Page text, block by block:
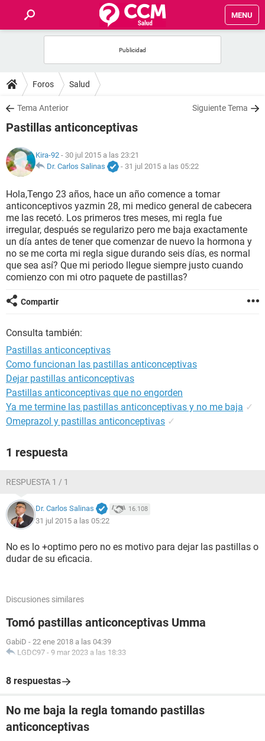
MENU
FOROS
SALUD
NUTRICIÓN
BIENESTAR
SEXUALIDAD
GLOSARIO
Foros Salud
Tema Anterior Siguiente Tema
Pastillas anticonceptivas
Kira-92 - 30 jul 2015 a las 23:21
Dr. Carlos Salinas
- 31 jul 2015 a las 05:22
Hola,Tengo 23 años, hace un año comence a tomar
anticonceptivos yazmin 28, mi medico general de cabecera
me las recetó. Los primeros tres meses, mi regla fue
irregular, después se regularizo pero me baja exactamente
un día antes de tener que comenzar de nuevo la hormona y
no se me corta mi regla sigue durando seis días, es normal
que sea así? Que mi periodo llegue siempre justo cuando
comienzo con mi otro paquete de pastillas?
Compartir
Consulta también:
Pastillas anticonceptivas
Como funcionan las pastillas anticonceptivas
Dejar pastillas anticonceptivas
Pastillas anticonceptivas que no engorden
Ya me termine las pastillas anticonceptivas y no me baja ✓
Omeprazol y pastillas anticonceptivas ✓
1 respuesta
RESPUESTA 1 / 1
Dr. Carlos Salinas 16.108
31 jul 2015 a las 05:22
No es lo +optimo pero no es motivo para dejar las pastillas o
dudar de su eficacia.
Discusiones similares
Tomó pastillas anticonceptivas Umma
GabiD - 22 ene 2018 a las 04:39
LGDC97 - 9 mar 2023 a las 18:33
8 respuestas
No me baja la regla tomando pastillas
anticonceptivas